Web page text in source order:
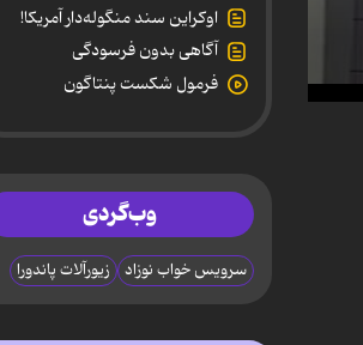
0
اوکراین سند منگوله‌دار آمریکا!
آگاهی بدون فرسودگی
فرمول شکست پنتاگون
وب‌گردی
سرویس خواب نوزاد زیورآلات پاندورا